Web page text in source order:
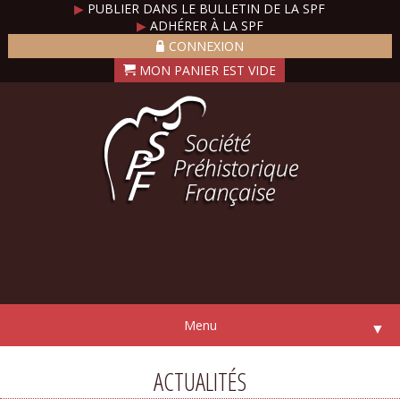
▶ PUBLIER DANS LE BULLETIN DE LA SPF
▶ADHÉRER À LA SPF
CONNEXION
Menu ▼
ACTUALITÉS